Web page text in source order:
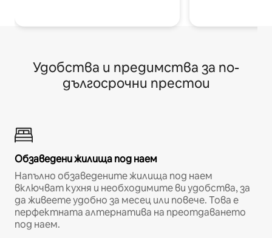
Удобства и предимства за по-
дългосрочни престои
Обзаведени жилища под наем
Напълно обзаведените жилища под наем
включват кухня и необходимите ви удобства, за
да живеете удобно за месец или повече. Това е
перфектната алтернатива на преотдаването
под наем.